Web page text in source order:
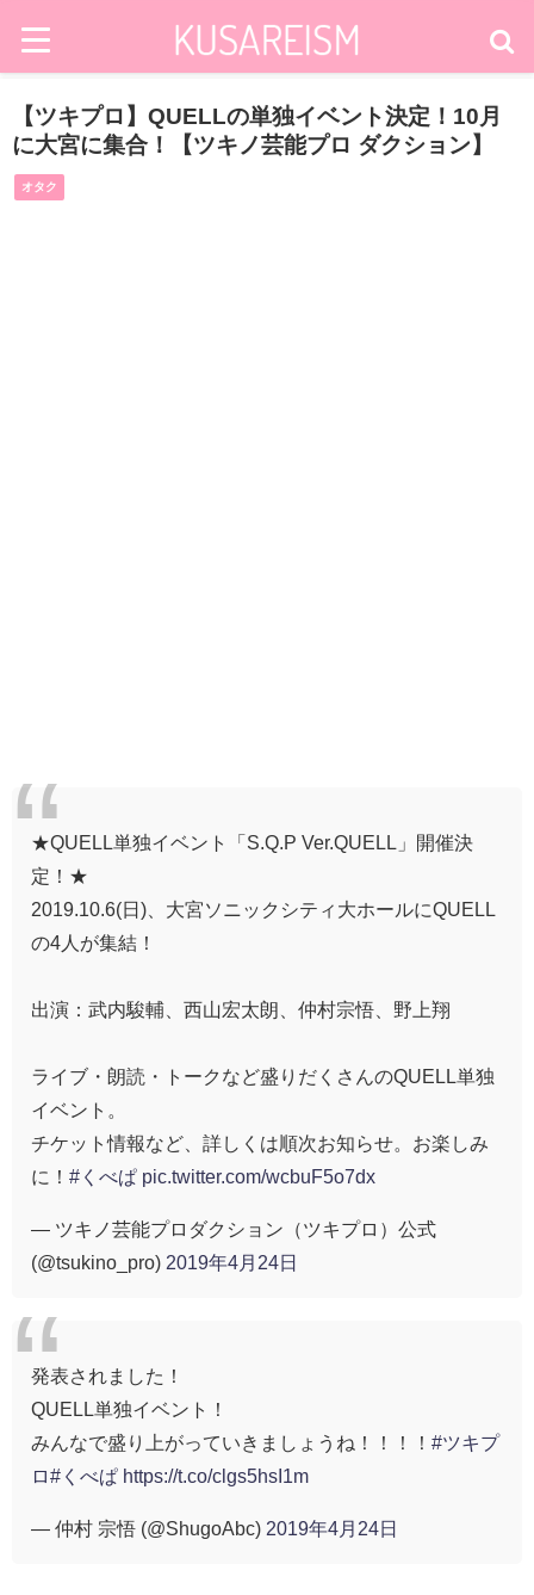
【ツキプロ】QUELLの単独イベント決定！10月
に大宮に集合！【ツキノ芸能プロ ダクション】
オタク
★QUELL単独イベント「S.Q.P Ver.QUELL」開催決
定！★
2019.10.6(日)、大宮ソニックシティ大ホールにQUELL
の4人が集結！
出演：武内駿輔、西山宏太朗、仲村宗悟、野上翔
ライブ・朗読・トークなど盛りだくさんのQUELL単独
イベント。
チケット情報など、詳しくは順次お知らせ。お楽しみ
に！ #くべぱ pic.twitter.com/wcbuF5o7dx
— ツキノ芸能プロダクション（ツキプロ）公式
(@tsukino_pro) 2019年4月24日
発表されました！
QUELL単独イベント！
みんなで盛り上がっていきましょうね！！！！ #ツキプ
ロ#くべぱ https://t.co/clgs5hsI1m
— 仲村 宗悟 (@ShugoAbc) 2019年4月24日